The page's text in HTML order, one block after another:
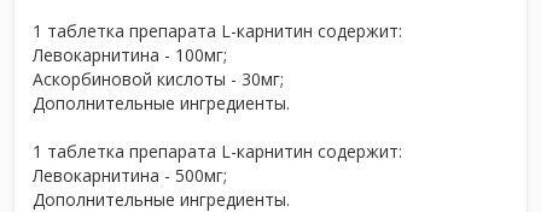
1 таблетка препарата L-карнитин содержит:
Левокарнитина - 100мг;
Аскорбиновой кислоты - 30мг;
Дополнительные ингредиенты.
1 таблетка препарата L-карнитин содержит:
Левокарнитина - 500мг;
Дополнительные ингредиенты.